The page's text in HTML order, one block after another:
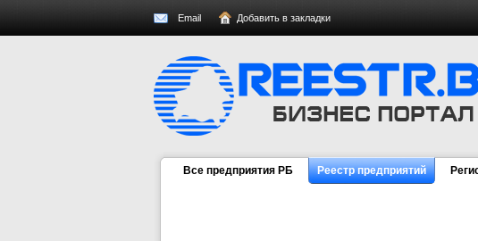
Email Добавить в закладки
Все предприятия РБ Реестр предприятий